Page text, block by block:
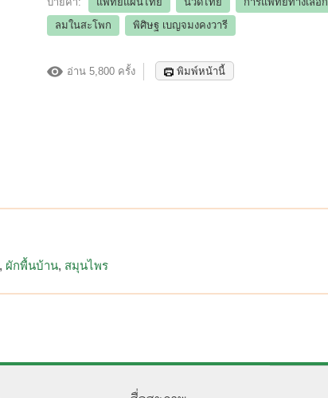
ลมในสะโพก
พิศิษฐ เบญจมงคงวารี
อ่าน 5,800 ครั้ง พิมพ์หน้านี้
ผักพื้นบ้าน สมุนไพร